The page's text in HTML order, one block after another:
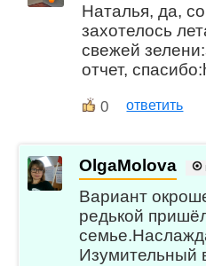
Наталья, да,
захотелось
свежей
отчет,
0 ответить
OlgaMolova
Вариант
редькой
Изумительный